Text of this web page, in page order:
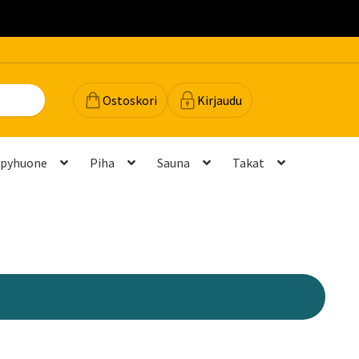
Ostoskori Kirjaudu
Piha Sauna
Takat
Palautukset ja vaihdotPalvelutPeruuttamispyyntö
ja mittatilausratkaisutTakuu ja tuki